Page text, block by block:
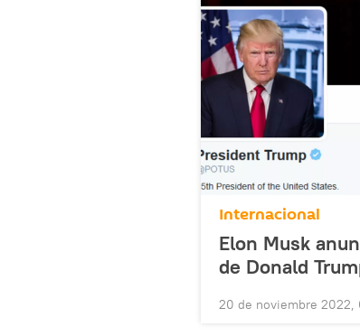
Internacional
Elon Musk
de Donald
20 de noviembre 2022,